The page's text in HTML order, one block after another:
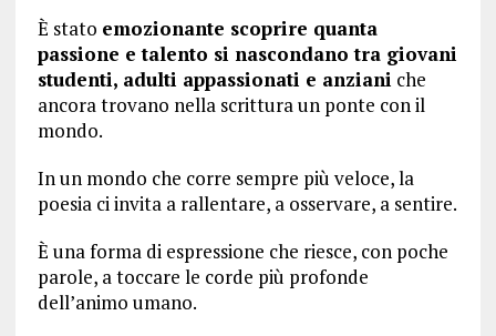
È stato emozionante scoprire quanta
passione e talento si nascondano tra giovani
studenti, adulti appassionati e anziani che
ancora trovano nella scrittura un ponte con il
mondo.
In un mondo che corre sempre più veloce, la
poesia ci invita a rallentare, a osservare, a sentire.
È una forma di espressione che riesce, con poche
parole, a toccare le corde più profonde
dell’animo umano.